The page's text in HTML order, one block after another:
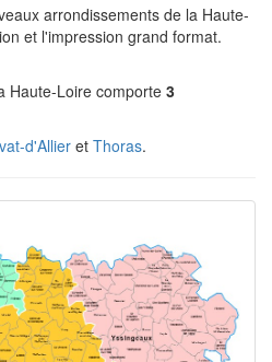
arrondissements de la Haute-
et l'impression grand format.
Haute-Loire comporte 3
d'Allier et Thoras.